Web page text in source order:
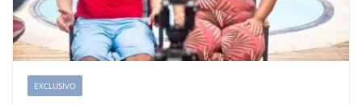
EXCLUSIVO